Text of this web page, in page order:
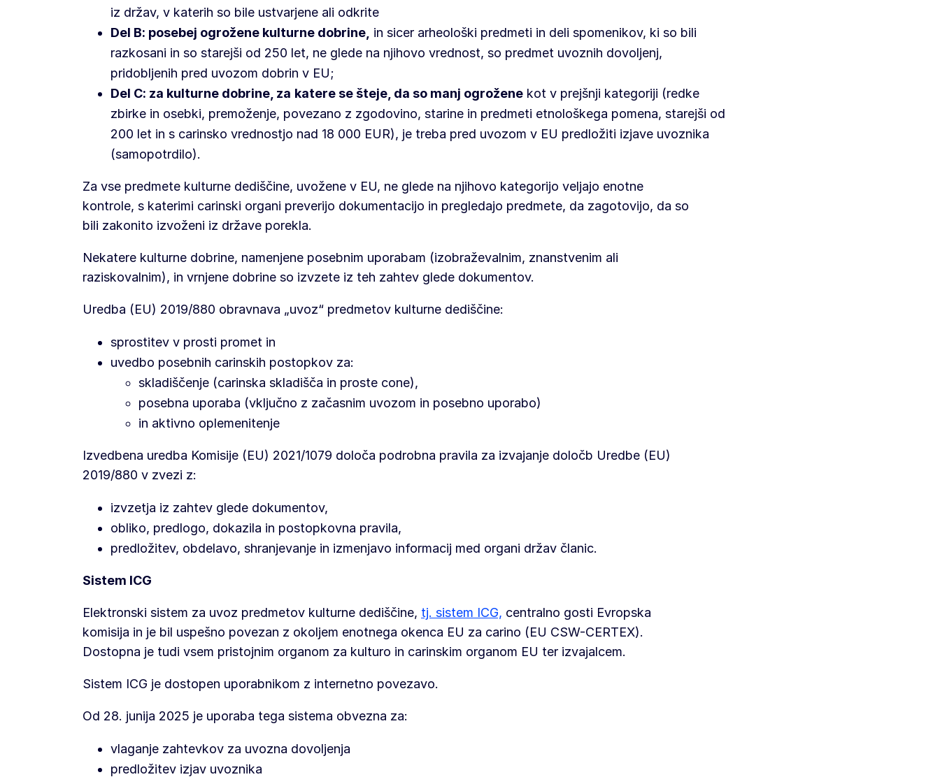
iz držav, v katerih so bile ustvarjene ali odkrite
Del B: posebej ogrožene kulturne dobrine, in sicer arheološki predmeti in deli spomenikov, ki so bili
razkosani in so starejši od 250 let, ne glede na njihovo vrednost, so predmet uvoznih dovoljenj,
pridobljenih pred uvozom dobrin v EU;
Del C: za kulturne dobrine, za katere se šteje, da so manj ogrožene kot v prejšnji kategoriji (redke
zbirke in osebki, premoženje, povezano z zgodovino, starine in predmeti etnološkega pomena, starejši od
200 let in s carinsko vrednostjo nad 18 000 EUR), je treba pred uvozom v EU predložiti izjave uvoznika
(samopotrdilo).
Za vse predmete kulturne dediščine, uvožene v EU, ne glede na njihovo kategorijo veljajo enotne
kontrole, s katerimi carinski organi preverijo dokumentacijo in pregledajo predmete, da zagotovijo, da so
bili zakonito izvoženi iz države porekla.
Nekatere kulturne dobrine, namenjene posebnim uporabam (izobraževalnim, znanstvenim ali
raziskovalnim), in vrnjene dobrine so izvzete iz teh zahtev glede dokumentov.
Uredba (EU) 2019/880 obravnava „uvoz“ predmetov kulturne dediščine:
sprostitev v prosti promet in
uvedbo posebnih carinskih postopkov za:
skladiščenje (carinska skladišča in proste cone),
posebna uporaba (vključno z začasnim uvozom in posebno uporabo)
in aktivno oplemenitenje
Izvedbena uredba Komisije (EU) 2021/1079 določa podrobna pravila za izvajanje določb Uredbe (EU)
2019/880 v zvezi z:
izvzetja iz zahtev glede dokumentov,
obliko, predlogo, dokazila in postopkovna pravila,
predložitev, obdelavo, shranjevanje in izmenjavo informacij med organi držav članic.
Sistem ICG
Elektronski sistem za uvoz predmetov kulturne dediščine, tj. sistem ICG, centralno gosti Evropska
komisija in je bil uspešno povezan z okoljem enotnega okenca EU za carino (EU CSW-CERTEX).
Dostopna je tudi vsem pristojnim organom za kulturo in carinskim organom EU ter izvajalcem.
Sistem ICG je dostopen uporabnikom z internetno povezavo.
Od 28. junija 2025 je uporaba tega sistema obvezna za:
vlaganje zahtevkov za uvozna dovoljenja
predložitev izjav uvoznika